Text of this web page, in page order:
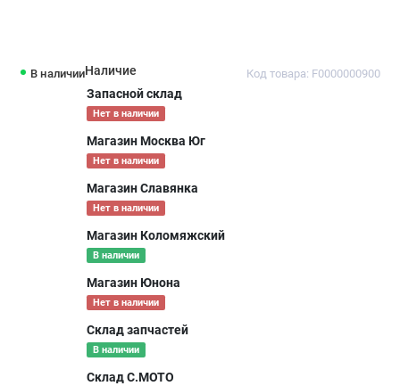
В наличии Код товара: F0000000900
Наличие
Запасной склад
Нет в наличии
Магазин Москва Юг
Нет в наличии
Магазин Славянка
Нет в наличии
Магазин Коломяжский
В наличии
Магазин Юнона
Нет в наличии
Склад запчастей
В наличии
Склад С.МОТО